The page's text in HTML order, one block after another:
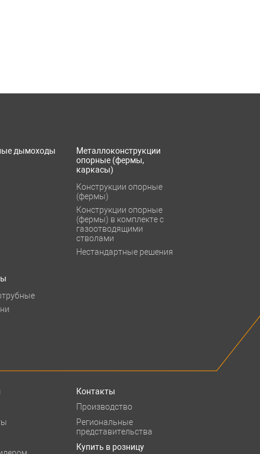
дымоходы
Металлоконструкции
опорные (фермы,
каркасы)
Конструкции опорные
(фермы)
Конструкции опорные
(фермы) в комплекте с
газоотводящими
стволами
Нестандартные решения
Контакты
Производство
Региональные
представительства
Купить в розницу